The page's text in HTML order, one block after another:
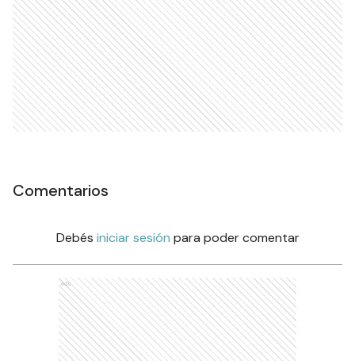
Comentarios
Debés iniciar sesión para poder comentar
Ads